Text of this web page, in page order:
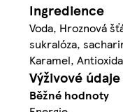
Ingredience
Voda, Hroznová
sukralóza,
Karamel,
Výživové údaje
Běžné hodnoty